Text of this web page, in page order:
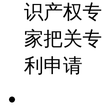
识产权专
家把关专
利申请